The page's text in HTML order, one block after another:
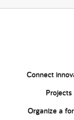
Connect
Projects
Organize a